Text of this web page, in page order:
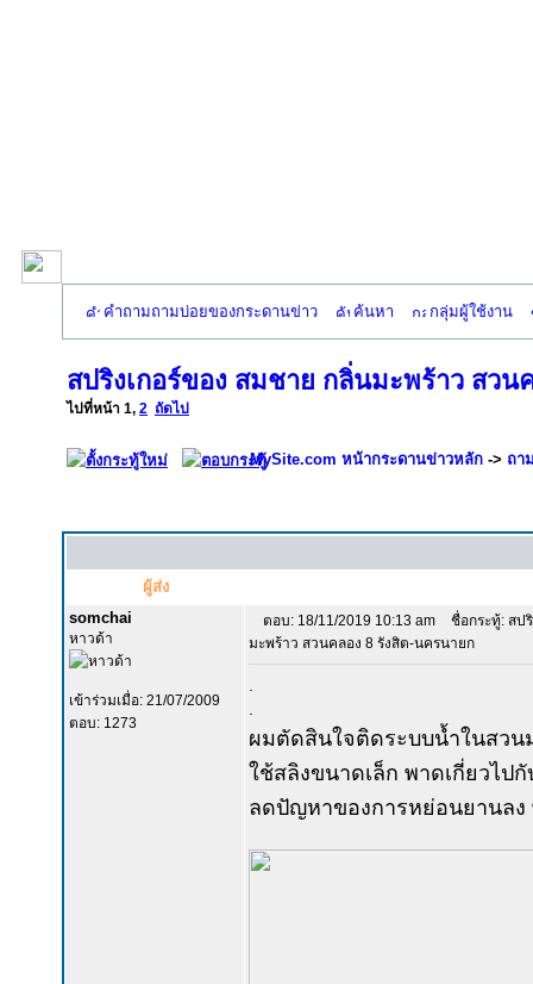
คำถามถามบ่อยของกระดานข่าว ค้นหา กลุ่มผู้ใช้งาน
สปริงเกอร์ของ สมชาย กลิ่นมะพร้าว สวน
ไปที่หน้า 1, 2 ถัดไป
MySite.com หน้ากระดานข่าวหลัก -> ถา
ผู้ส่ง
somchai
หาวด้า
เข้าร่วมเมื่อ: 21/07/2009
ตอบ: 1273
ตอบ: 18/11/2019 10:13 am
ชื่อกระทู้: สป
มะพร้าว สวนคลอง 8 รังสิต-นครนายก
ผมตัดสินใจติดระบบน้ำในสวน
ใช้สลิงขนาดเล็ก พาดเกี่ยวไป
ลดปัญหาของการหย่อนยานลง